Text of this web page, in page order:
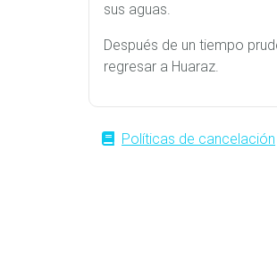
sus aguas.
Después de un tiempo
regresar a Huaraz.
Políticas de cancelación